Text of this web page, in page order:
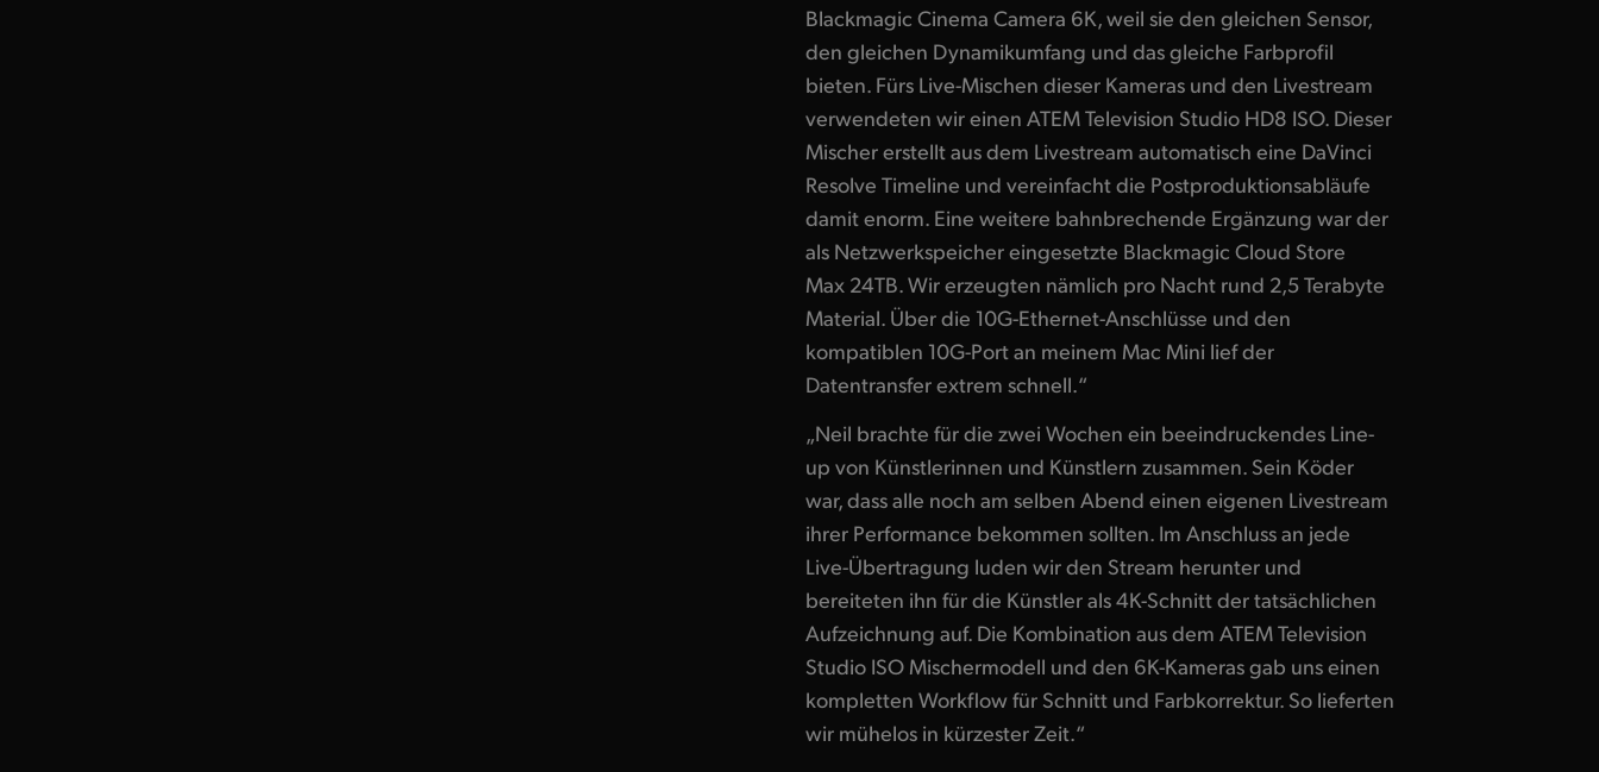
Blackmagic Cinema Camera 6K, weil sie den gleichen Sensor,
den gleichen Dynamikumfang und das gleiche Farbprofil
bieten. Fürs Live-Mischen dieser Kameras und den Livestream
verwendeten wir einen ATEM Television Studio HD8 ISO. Dieser
Mischer erstellt aus dem Livestream automatisch eine DaVinci
Resolve Timeline und vereinfacht die Postproduktionsabläufe
damit enorm. Eine weitere bahnbrechende Ergänzung war der
als Netzwerkspeicher eingesetzte Blackmagic Cloud Store
Max 24TB. Wir erzeugten nämlich pro Nacht rund 2,5 Terabyte
Material. Über die 10G-Ethernet-Anschlüsse und den
kompatiblen 10G-Port an meinem Mac Mini lief der
Datentransfer extrem schnell.“
„Neil brachte für die zwei Wochen ein beeindruckendes Line-
up von Künstlerinnen und Künstlern zusammen. Sein Köder
war, dass alle noch am selben Abend einen eigenen Livestream
ihrer Performance bekommen sollten. Im Anschluss an jede
Live-Übertragung luden wir den Stream herunter und
bereiteten ihn für die Künstler als 4K-Schnitt der tatsächlichen
Aufzeichnung auf. Die Kombination aus dem ATEM Television
Studio ISO Mischermodell und den 6K-Kameras gab uns einen
kompletten Workflow für Schnitt und Farbkorrektur. So lieferten
wir mühelos in kürzester Zeit.“